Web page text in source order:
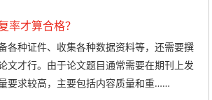
率才算合格？
各种证件、收集各种数据资料等，还需要撰
文才行。由于论文题目通常需要在期刊上发
要求较高，主要包括内容质量和重……